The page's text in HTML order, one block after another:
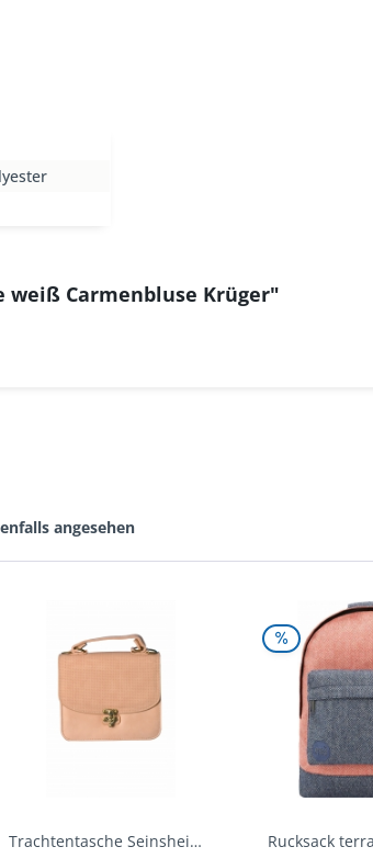
Carmenbluse Krüger"
angesehen
Trachtentasche Seinsheim lachs rosa Werner...